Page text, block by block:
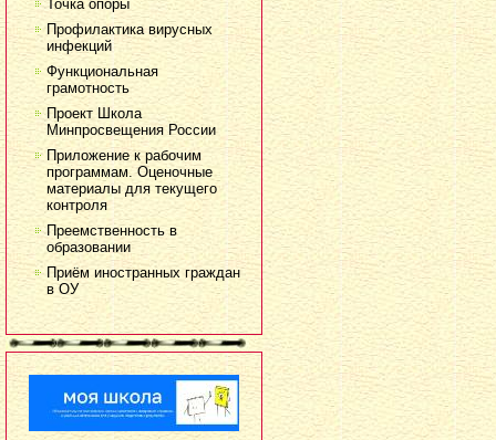
Точка опоры
Профилактика вирусных
инфекций
Функциональная
грамотность
Проект Школа
Минпросвещения России
Приложение к рабочим
программам. Оценочные
материалы для текущего
контроля
Преемственность в
образовании
Приём иностранных граждан
в ОУ